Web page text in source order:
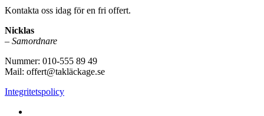
Kontakta oss idag för en fri offert.
Nicklas
– Samordnare
Nummer: 010-555 89 49
Mail: offert@takläckage.se
Integritetspolicy